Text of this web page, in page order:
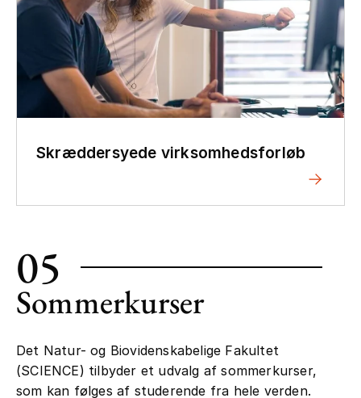
Skræddersyede virksomhedsforløb
05
Sommerkurser
Det Natur- og Biovidenskabelige Fakultet
(SCIENCE) tilbyder et udvalg af sommerkurser,
som kan følges af studerende fra hele verden.